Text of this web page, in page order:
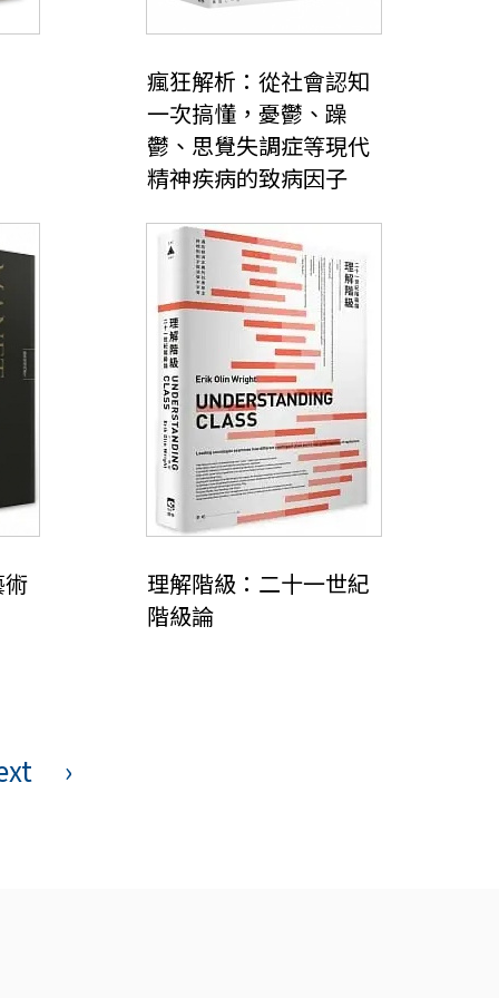
瘋狂解析：從社會認知
一次搞懂，憂鬱、躁
鬱、思覺失調症等現代
精神疾病的致病因子
理解階級：二十一世紀
階級論
›